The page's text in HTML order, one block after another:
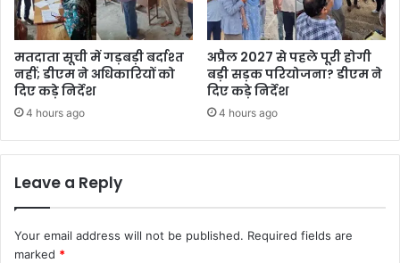
मतदाता सूची में गड़बड़ी बर्दाश्त
नहीं; डीएम ने अधिकारियों को
दिए कड़े निर्देश
4 hours ago
अप्रैल 2027 से पहले पूरी होगी
बड़ी सड़क परियोजना? डीएम ने
दिए कड़े निर्देश
4 hours ago
Leave a Reply
Your email address will not be published. Required fields are
marked *